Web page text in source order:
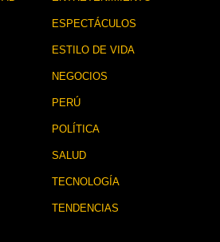
ESPECTÁCULOS
ESTILO DE VIDA
NEGOCIOS
PERÚ
POLÍTICA
SALUD
TECNOLOGÍA
TENDENCIAS